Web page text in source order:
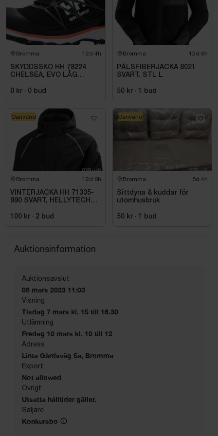
Bromma 12d 4h
SKYDDSSKO HH 78224
CHELSEA, EVO LÅG
40
0 kr · 0 bud
Bromma 12d 6h
PÄLSFIBERJACKA 8021
SVART. STL L
50 kr · 1 bud
Bromma 12d 6h
VINTERJACKA HH 71335-
990 SVART, HELLYTECH
100 kr · 2 bud
Oanvänd
Bromma 5d 4h
Sittdyna & kuddar för
utomhusbruk
50 kr · 1 bud
Oanvänd
Auktionsinformation
Auktionsavslut
08 mars 2023 11:03
Visning
Tisdag 7 mars kl. 15 till 16.30
Utlämning
Fredag 10 mars kl. 10 till 12
Adress
Linta Gårdsväg 5a, Bromma
Export
Not allowed
Övrigt
Utsatta hålltider gäller.
Säljare
Konkursbo